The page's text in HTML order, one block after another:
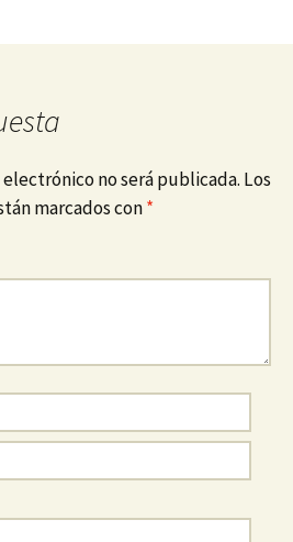
no será publicada. Los
marcados con*